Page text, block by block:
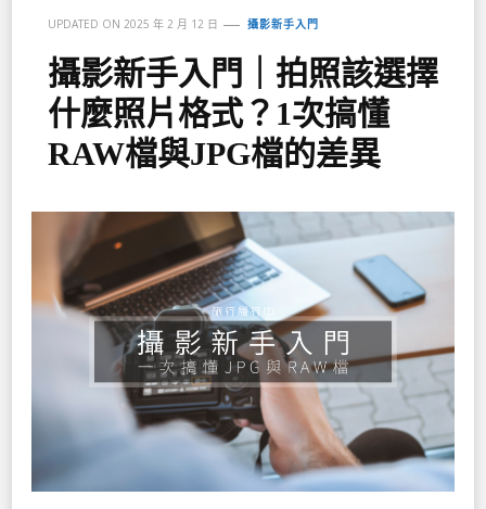
UPDATED ON 2025 年 2 月 12 日 攝影新手入門
攝影新手入門｜拍照該選擇
什麼照片格式？1次搞懂
RAW檔與JPG檔的差異